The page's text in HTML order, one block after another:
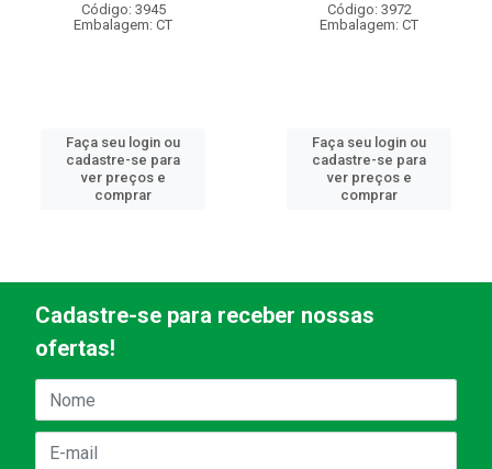
Código: 3945
Embalagem: CT
Faça seu login ou
cadastre-se para
ver preços e
comprar
Código: 3972
Embalagem: CT
Faça seu login ou
cadastre-se para
ver preços e
comprar
Cadastre-se para receber nossas
ofertas!